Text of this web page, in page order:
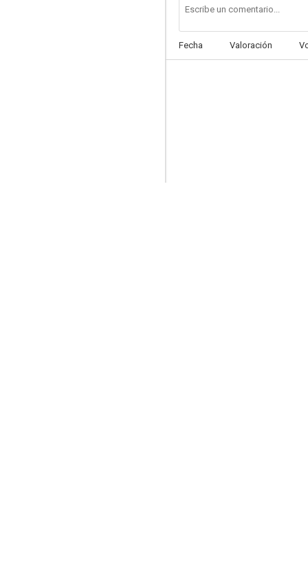
5.3
Fecha Valoración